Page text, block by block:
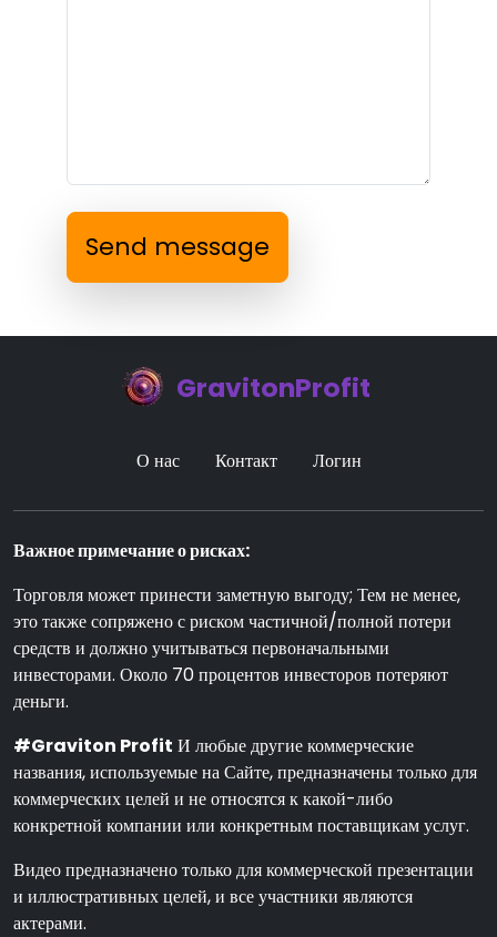
Send message
GravitonProfit
О нас Контакт Логин
Важное примечание о рисках:
Торговля может принести заметную выгоду; Тем не менее,
это также сопряжено с риском частичной/полной потери
средств и должно учитываться первоначальными
инвесторами. Около 70 процентов инвесторов потеряют
деньги.
#Graviton Profit И любые другие коммерческие
названия, используемые на Сайте, предназначены только для
коммерческих целей и не относятся к какой-либо
конкретной компании или конкретным поставщикам услуг.
Видео предназначено только для коммерческой презентации
и иллюстративных целей, и все участники являются
актерами.